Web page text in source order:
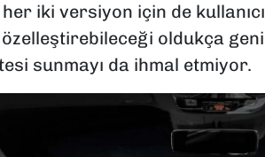
iki versiyon için de
oldukça
sunmayı da ihmal etmiyor.